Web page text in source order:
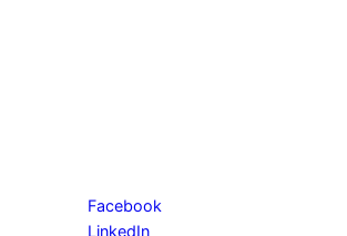
Facebook
LinkedIn